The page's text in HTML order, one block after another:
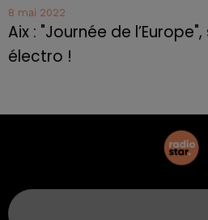
8 mai 2022
Aix : "Journée de
électro !